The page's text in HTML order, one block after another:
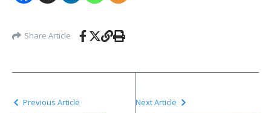
Share Article
Previous Article Next Article